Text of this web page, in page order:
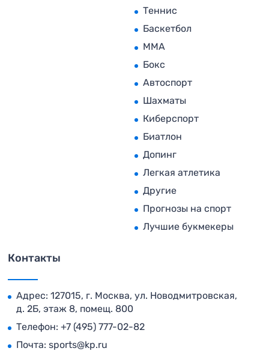
Теннис
Баскетбол
MMA
Бокс
Автоспорт
Шахматы
Киберспорт
Биатлон
Допинг
Легкая атлетика
Другие
Прогнозы на спорт
Лучшие букмекеры
Контакты
Адрес: 127015, г. Москва, ул. Новодмитровская,
д. 2Б, этаж 8, помещ. 800
Телефон: +7 (495) 777-02-82
Почта: sports@kp.ru